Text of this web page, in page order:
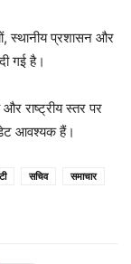
स्थानीय प्रशासन और
गई है।
राष्ट्रीय स्तर पर
आवश्यक हैं।
सचिव
समाचार